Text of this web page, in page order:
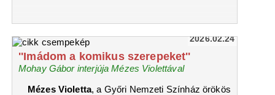
2026.02.24
''Imádom a komikus szerepeket''
Mohay Gábor interjúja Mézes Violettával
Mézes Violetta, a Győri Nemzeti Színház örökös